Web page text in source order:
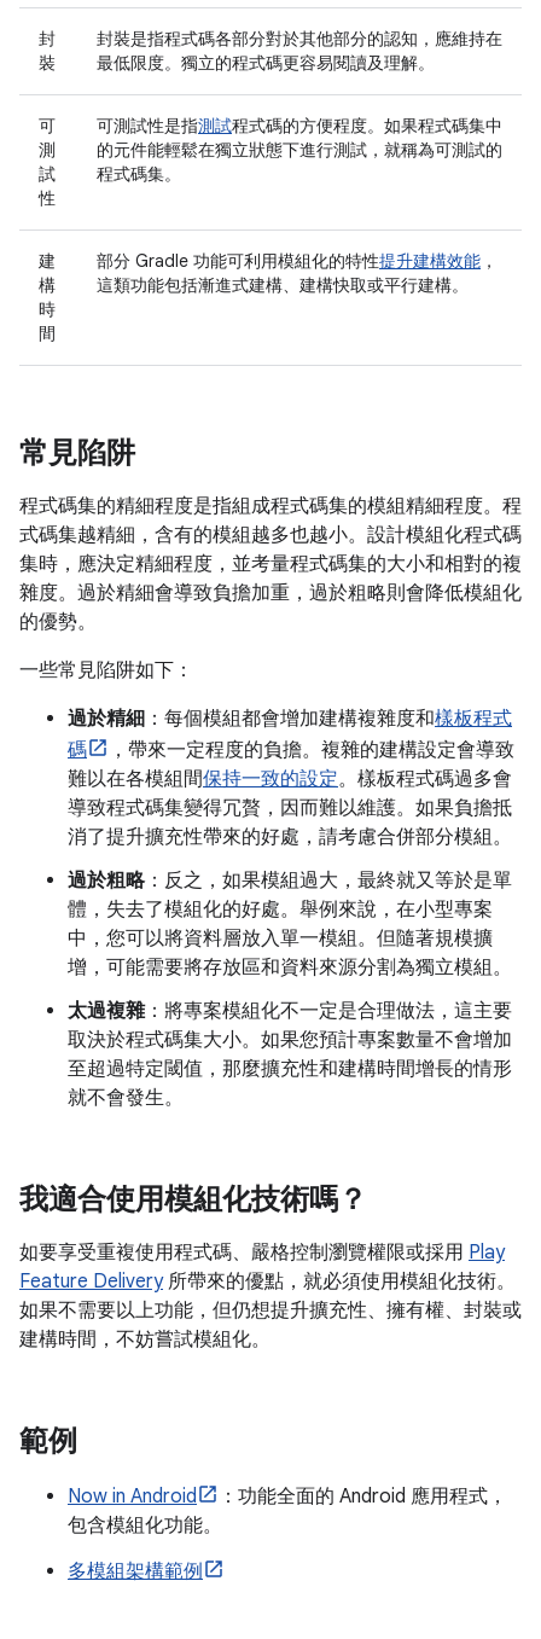
封
裝
封裝是指程式碼各部分對於其他部分的認知，應維持在
最低限度。獨立的程式碼更容易閱讀及理解。
可
測
試
性
可測試性是指測試程式碼的方便程度。如果程式碼集中
的元件能輕鬆在獨立狀態下進行測試，就稱為可測試的
程式碼集。
建
構
時
間
部分 Gradle 功能可利用模組化的特性提升建構效能 ，
這類功能包括漸進式建構、建構快取或平行建構。
常見陷阱
程式碼集的精細程度是指組成程式碼集的模組精細程度。程
式碼集越精細，含有的模組越多也越小。設計模組化程式碼
集時，應決定精細程度，並考量程式碼集的大小和相對的複
雜度。過於精細會導致負擔加重，過於粗略則會降低模組化
的優勢。
一些常見陷阱如下：
過於精細 ：每個模組都會增加建構複雜度和樣板程式
碼
，帶來一定程度的負擔。複雜的建構設定會導致
難以在各模組間保持一致的設定。樣板程式碼過多會
導致程式碼集變得冗贅，因而難以維護。如果負擔抵
消了提升擴充性帶來的好處，請考慮合併部分模組。
過於粗略：反之，如果模組過大，最終就又等於是單
體，失去了模組化的好處。舉例來說，在小型專案
中，您可以將資料層放入單一模組。但隨著規模擴
增，可能需要將存放區和資料來源分割為獨立模組。
太過複雜：將專案模組化不一定是合理做法，這主要
取決於程式碼集大小。如果您預計專案數量不會增加
至超過特定閾值，那麼擴充性和建構時間增長的情形
就不會發生。
我適合使用模組化技術嗎？
如要享受重複使用程式碼、嚴格控制瀏覽權限或採用 Play
Feature Delivery所帶來的優點，就必須使用模組化技術。
如果不需要以上功能，但仍想提升擴充性、擁有權、封裝或
建構時間，不妨嘗試模組化。
範例
Now in Android
：功能全面的 Android 應用程式，
包含模組化功能。
多模組架構範例